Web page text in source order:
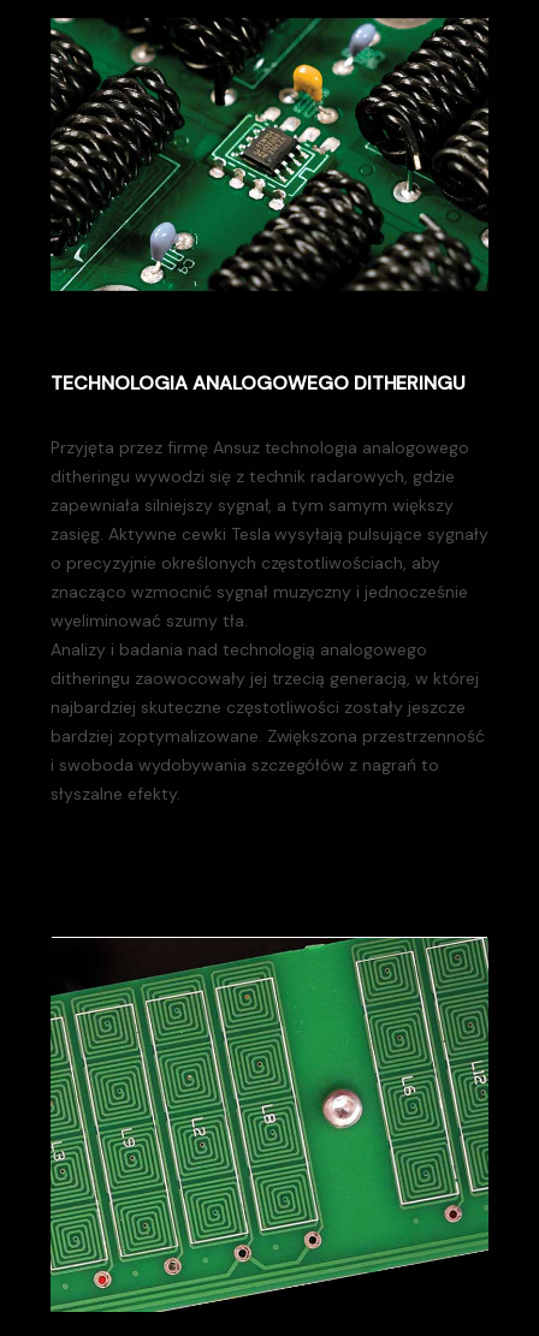
TECHNOLOGIA ANALOGOWEGO DITHERINGU
Przyjęta przez firmę Ansuz technologia analogowego
ditheringu wywodzi się z technik radarowych, gdzie
zapewniała silniejszy sygnał, a tym samym większy
zasięg. Aktywne cewki Tesla wysyłają pulsujące sygnały
o precyzyjnie określonych częstotliwościach, aby
znacząco wzmocnić sygnał muzyczny i jednocześnie
wyeliminować szumy tła.
Analizy i badania nad technologią analogowego
ditheringu zaowocowały jej trzecią generacją, w której
najbardziej skuteczne częstotliwości zostały jeszcze
bardziej zoptymalizowane. Zwiększona przestrzenność
i swoboda wydobywania szczegółów z nagrań to
słyszalne efekty.